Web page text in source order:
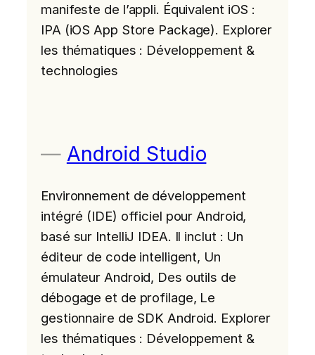
manifeste de l’appli. Équivalent iOS :
IPA (iOS App Store Package). Explorer
les thématiques : Développement &
technologies
Android Studio
Environnement de développement
intégré (IDE) officiel pour Android,
basé sur IntelliJ IDEA. Il inclut : Un
éditeur de code intelligent, Un
émulateur Android, Des outils de
débogage et de profilage, Le
gestionnaire de SDK Android. Explorer
les thématiques : Développement &